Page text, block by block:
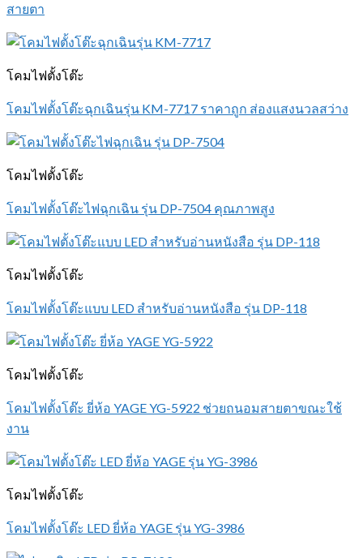
สายตา
โคมไฟตั้งโต๊ะ
โคมไฟตั้งโต๊ะฉุกเฉินรุ่น KM-7717 ราคาถูก ส่องแสงนวลสว่าง
โคมไฟตั้งโต๊ะ
โคมไฟตั้งโต๊ะไฟฉุกเฉิน รุ่น DP-7504 คุณภาพสูง
โคมไฟตั้งโต๊ะ
โคมไฟตั้งโต๊ะแบบ LED สำหรับอ่านหนังสือ รุ่น DP-118
โคมไฟตั้งโต๊ะ
โคมไฟตั้งโต๊ะ ยี่ห้อ YAGE YG-5922 ช่วยถนอมสายตาขณะใช้
งาน
โคมไฟตั้งโต๊ะ
โคมไฟตั้งโต๊ะ LED ยี่ห้อ YAGE รุ่น YG-3986